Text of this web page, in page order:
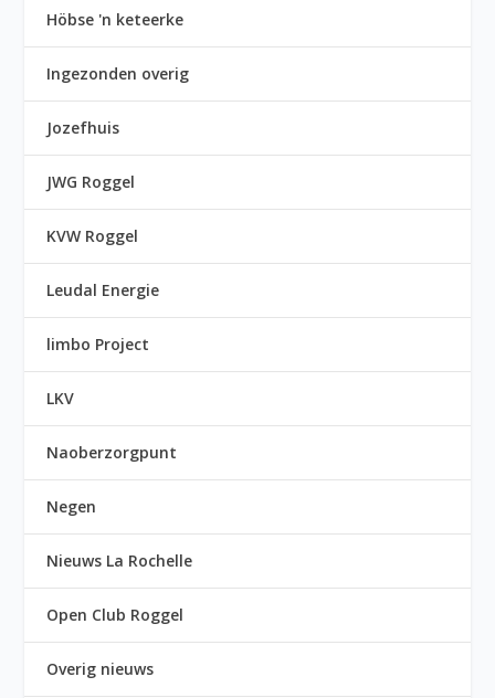
Höbse 'n keteerke
Ingezonden overig
Jozefhuis
JWG Roggel
KVW Roggel
Leudal Energie
limbo Project
LKV
Naoberzorgpunt
Negen
Nieuws La Rochelle
Open Club Roggel
Overig nieuws